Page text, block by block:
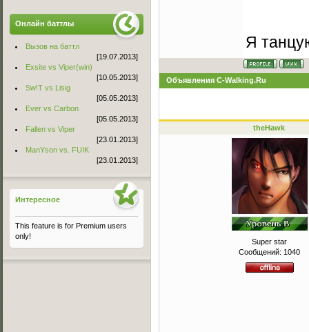
Я
Объявления C-Walking.Ru
theHawk
Super star
Сообщений: 1040
Онлайн баттлы
Вызов на баттл
[19.07.2013]
Exsite vs Viper(win)
[10.05.2013]
Sw!T vs Lisig
[05.05.2013]
Ever vs Carbon
[05.05.2013]
Fallen vs Viper
[23.01.2013]
ManYson vs. FUIK
[23.01.2013]
Интересное
This feature is for Premium users
only!